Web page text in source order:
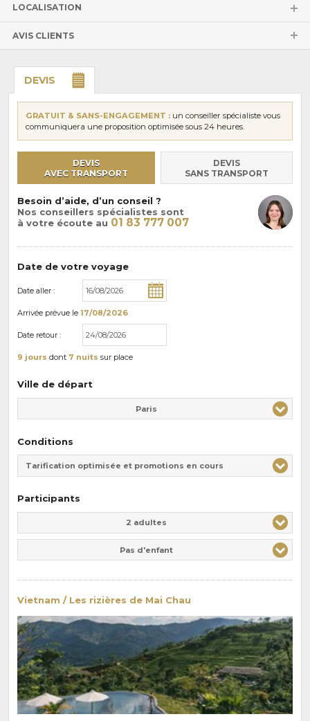
LOCALISATION
AVIS CLIENTS
DEVIS
GRATUIT & SANS-ENGAGEMENT : un conseiller spécialiste vous
communiquera une proposition optimisée sous 24 heures.
DEVIS
AVEC TRANSPORT
DEVIS
SANS TRANSPORT
Besoin d’aide, d’un conseil ?
Nos conseillers spécialistes sont
à votre écoute au 01 83 777 007
Date de votre voyage
Date aller :
Arrivée prévue le 17/08/2026
Date retour :
9 jours dont 7 nuits sur place
Ville de départ
Paris
Conditions
Tarification optimisée et promotions en cours
Participants
2 adultes
Pas d'enfant
Vietnam / Les rizières de Mai Chau